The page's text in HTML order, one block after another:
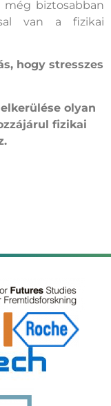
biztosabban
van a fizikai
hogy stresszes
olyan
fizikai